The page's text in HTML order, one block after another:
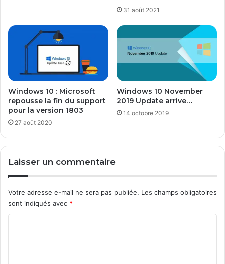
31 août 2021
Windows 10 : Microsoft
repousse la fin du support
pour la version 1803
27 août 2020
Windows 10 November
2019 Update arrive…
14 octobre 2019
Laisser un commentaire
Votre adresse e-mail ne sera pas publiée. Les champs obligatoires
sont indiqués avec *